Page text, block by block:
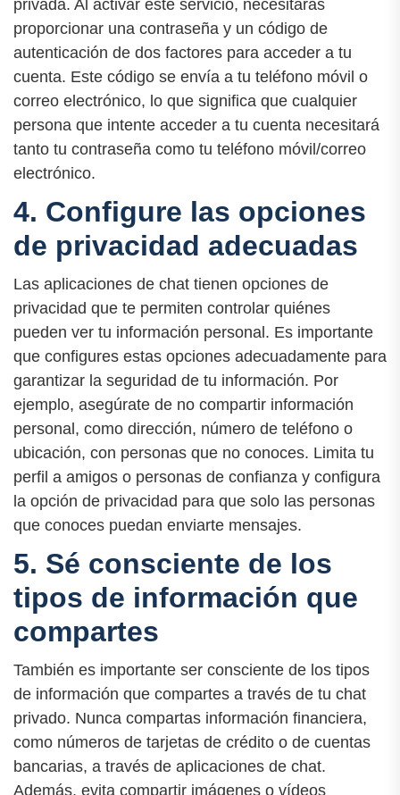
privada. Al activar este servicio, necesitarás
proporcionar una contraseña y un código de
autenticación de dos factores para acceder a tu
cuenta. Este código se envía a tu teléfono móvil o
correo electrónico, lo que significa que cualquier
persona que intente acceder a tu cuenta necesitará
tanto tu contraseña como tu teléfono móvil/correo
electrónico.
4. Configure las opciones
de privacidad adecuadas
Las aplicaciones de chat tienen opciones de
privacidad que te permiten controlar quiénes
pueden ver tu información personal. Es importante
que configures estas opciones adecuadamente para
garantizar la seguridad de tu información. Por
ejemplo, asegúrate de no compartir información
personal, como dirección, número de teléfono o
ubicación, con personas que no conoces. Limita tu
perfil a amigos o personas de confianza y configura
la opción de privacidad para que solo las personas
que conoces puedan enviarte mensajes.
5. Sé consciente de los
tipos de información que
compartes
También es importante ser consciente de los tipos
de información que compartes a través de tu chat
privado. Nunca compartas información financiera,
como números de tarjetas de crédito o de cuentas
bancarias, a través de aplicaciones de chat.
Además, evita compartir imágenes o vídeos